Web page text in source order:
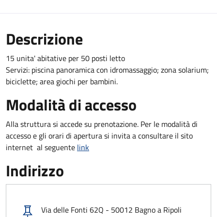
Descrizione
15 unita' abitative per 50 posti letto
Servizi: piscina panoramica con idromassaggio; zona solarium;
biciclette; area giochi per bambini.
Modalità di accesso
Alla struttura si accede su prenotazione. Per le modalità di
accesso e gli orari di apertura si invita a consultare il sito
internet al seguente link
Indirizzo
Via delle Fonti 62Q - 50012 Bagno a Ripoli